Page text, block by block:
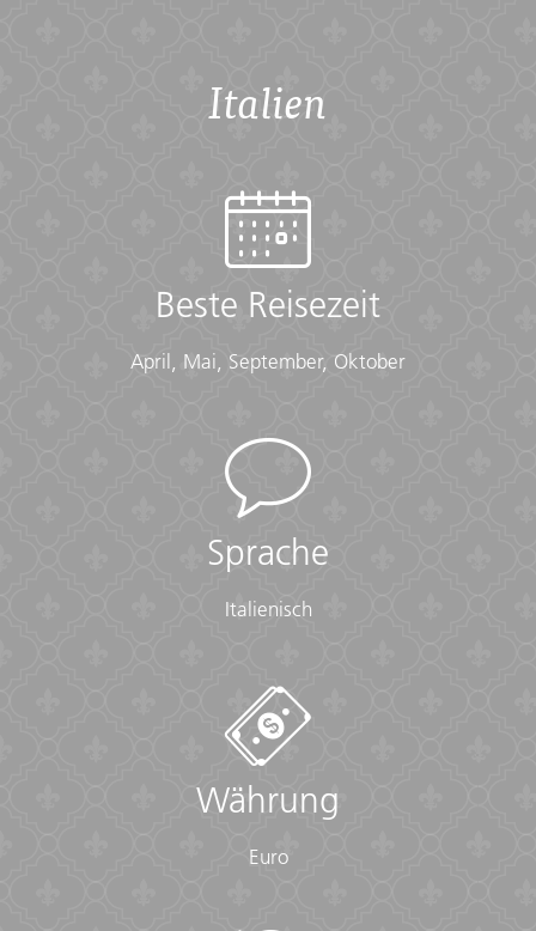
Italien
Beste Reisezeit
April, Mai, September, Oktober
Sprache
Italienisch
Währung
Euro